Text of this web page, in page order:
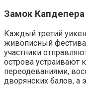
Замок Капдепера
Каждый третий
живописный
участники
острова устраивают
переодеваниями,
дворянских балов, а